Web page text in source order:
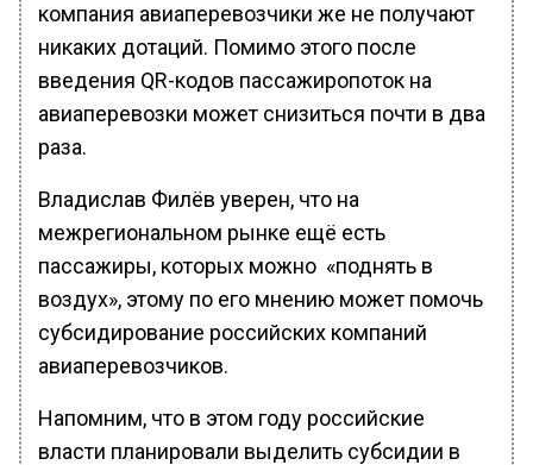
компания авиаперевозчики же не получают
никаких дотаций. Помимо этого после
введения QR-кодов пассажиропоток на
авиаперевозки может снизиться почти в два
раза.
Владислав Филёв уверен, что на
межрегиональном рынке ещё есть
пассажиры, которых можно «поднять в
воздух», этому по его мнению может помочь
субсидирование российских компаний
авиаперевозчиков.
Напомним, что в этом году российские
власти планировали выделить субсидии в